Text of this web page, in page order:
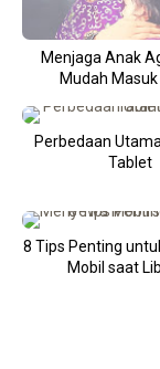
Menjaga Anak
Mudah
Perbedaan
Tablet
8 Tips Penting
Mobil saat